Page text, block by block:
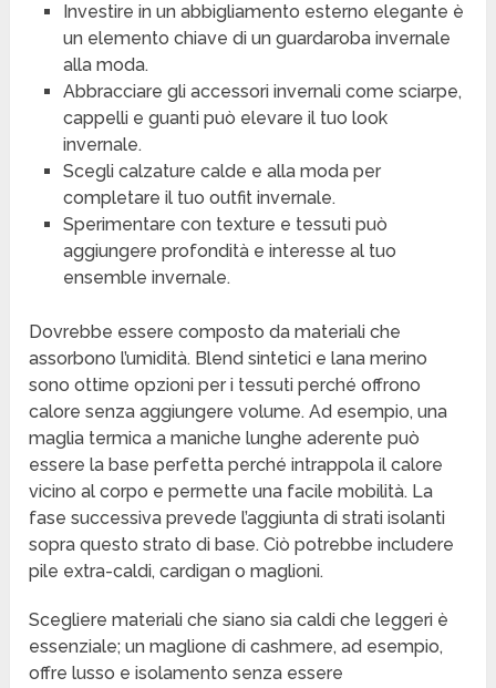
Investire in un abbigliamento esterno elegante è
un elemento chiave di un guardaroba invernale
alla moda.
Abbracciare gli accessori invernali come sciarpe,
cappelli e guanti può elevare il tuo look
invernale.
Scegli calzature calde e alla moda per
completare il tuo outfit invernale.
Sperimentare con texture e tessuti può
aggiungere profondità e interesse al tuo
ensemble invernale.
Dovrebbe essere composto da materiali che
assorbono l’umidità. Blend sintetici e lana merino
sono ottime opzioni per i tessuti perché offrono
calore senza aggiungere volume. Ad esempio, una
maglia termica a maniche lunghe aderente può
essere la base perfetta perché intrappola il calore
vicino al corpo e permette una facile mobilità. La
fase successiva prevede l’aggiunta di strati isolanti
sopra questo strato di base. Ciò potrebbe includere
pile extra-caldi, cardigan o maglioni.
Scegliere materiali che siano sia caldi che leggeri è
essenziale; un maglione di cashmere, ad esempio,
offre lusso e isolamento senza essere